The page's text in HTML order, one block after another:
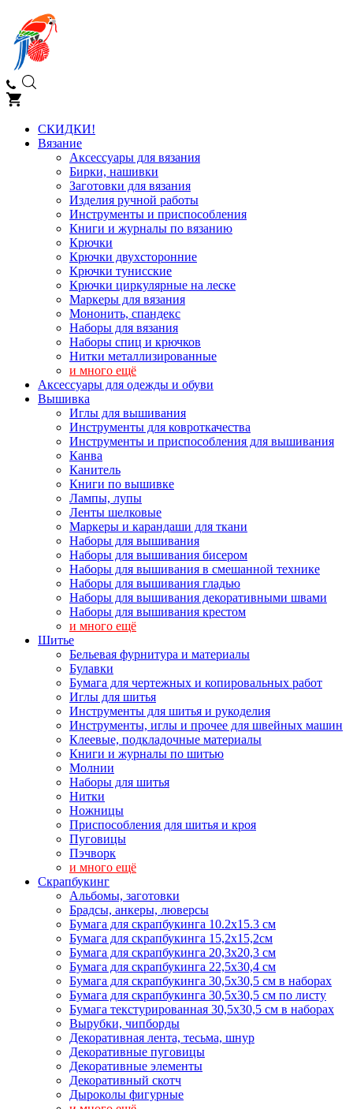
СКИДКИ!
Вязание
Аксессуары для вязания
Бирки, нашивки
Заготовки для вязания
Изделия ручной работы
Инструменты и приспособления
Книги и журналы по вязанию
Крючки
Крючки двухсторонние
Крючки тунисские
Крючки циркулярные на леске
Маркеры для вязания
Мононить, спандекс
Наборы для вязания
Наборы спиц и крючков
Нитки металлизированные
и много ещё
Аксессуары для одежды и обуви
Вышивка
Иглы для вышивания
Инструменты для ковроткачества
Инструменты и приспособления для вышивания
Канва
Канитель
Книги по вышивке
Лампы, лупы
Ленты шелковые
Маркеры и карандаши для ткани
Наборы для вышивания
Наборы для вышивания бисером
Наборы для вышивания в смешанной технике
Наборы для вышивания гладью
Наборы для вышивания декоративными швами
Наборы для вышивания крестом
и много ещё
Шитье
Бельевая фурнитура и материалы
Булавки
Бумага для чертежных и копировальных работ
Иглы для шитья
Инструменты для шитья и рукоделия
Инструменты, иглы и прочее для швейных машин
Клеевые, подкладочные материалы
Книги и журналы по шитью
Молнии
Наборы для шитья
Нитки
Ножницы
Приспособления для шитья и кроя
Пуговицы
Пэчворк
и много ещё
Скрапбукинг
Альбомы, заготовки
Брадсы, анкеры, люверсы
Бумага для скрапбукинга 10.2х15.3 см
Бумага для скрапбукинга 15,2х15,2см
Бумага для скрапбукинга 20,3х20,3 см
Бумага для скрапбукинга 22,5х30,4 см
Бумага для скрапбукинга 30,5х30,5 см в наборах
Бумага для скрапбукинга 30,5х30,5 см по листу
Бумага текстурированная 30,5х30,5 см в наборах
Вырубки, чипборды
Декоративная лента, тесьма, шнур
Декоративные пуговицы
Декоративные элементы
Декоративный скотч
Дыроколы фигурные